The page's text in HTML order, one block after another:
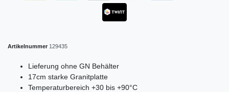
Artikelnummer 129435
Lieferung ohne GN Behälter
17cm starke Granitplatte
Temperaturbereich +30 bis +90°C